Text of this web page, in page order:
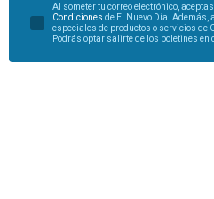
Al someter tu correo electrónico,
Condiciones de El Nuevo Día.
especiales de productos o servicios de
Podrás optar salirte de los boletines en